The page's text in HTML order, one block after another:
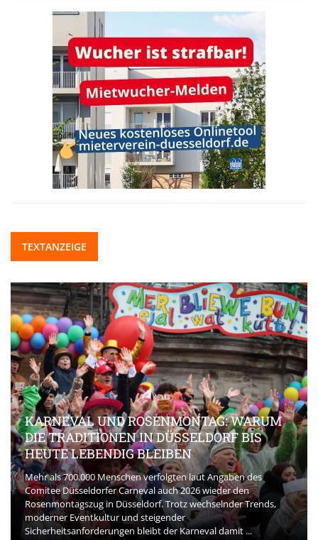
TEXTANZEIGE
KARNEVAL UND ROSENMONTAG: WARUM
DIE TRADITIONEN IN DÜSSELDORF BIS
HEUTE LEBENDIG BLEIBEN
Mehr als 700.000 Menschen verfolgten laut Angaben des
Comitee Düsseldorfer Carneval auch 2026 wieder den
Rosenmontagszug in Düsseldorf. Trotz wechselnder Trends,
moderner Eventkultur und steigender
Sicherheitsanforderungen bleibt der Karneval damit ...